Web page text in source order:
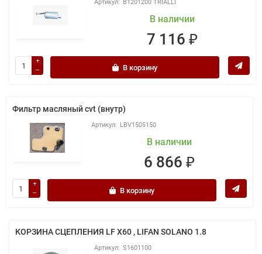
B1201200 TRIALLI
В наличии
7 116 ₽
В корзину
Фильтр масляный cvt (внутр)
LBV1505150
В наличии
6 866 ₽
В корзину
КОРЗИНА СЦЕПЛЕНИЯ LF X60 , LIFAN SOLANO 1.8
S1601100